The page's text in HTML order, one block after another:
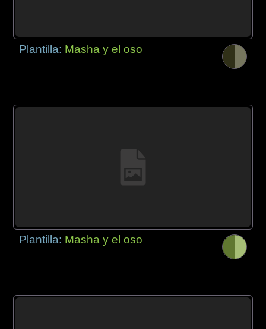
Plantilla: Masha y el oso
Plantilla: Masha y el oso